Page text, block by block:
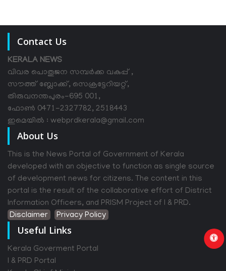
Contact Us
KERALA NEWS
വിവര പൊതുജന സമ്പര്‍ക്ക വകുപ്പ് ,
സൗത്ത് ബ്ലോക്ക്, സെക്രട്ടേറിയറ്റ്,
തിരുവനന്തപുരം-695 001,
ഫോൺ 0471-2327782, 2518443
ഇമെയിൽ : webprdkerala@gmail.com
About Us
This is the News Portal of Government of Kerala
developed with an objective to function as single source
of development news for citizens. The content in this
portal is the result of the collaborative effort of District
Information Officers, and PRISM Project of I & PRD.
Disclaimer
Privacy Policy
Useful Links
Kerala Goverment Portal
I & PRD Portal